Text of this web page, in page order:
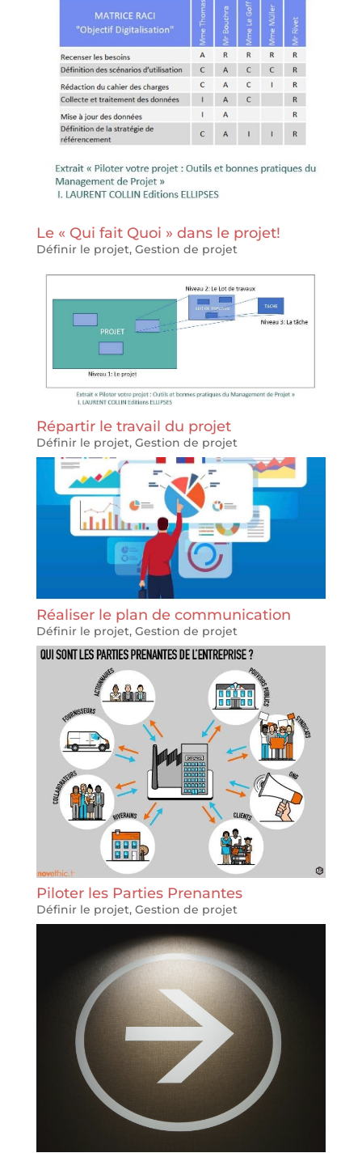
Le « Qui fait Quoi » dans le projet!
Définir le projet, Gestion de projet
Répartir le travail du projet
Définir le projet, Gestion de projet
Réaliser le plan de communication
Définir le projet, Gestion de projet
Piloter les Parties Prenantes
Définir le projet, Gestion de projet